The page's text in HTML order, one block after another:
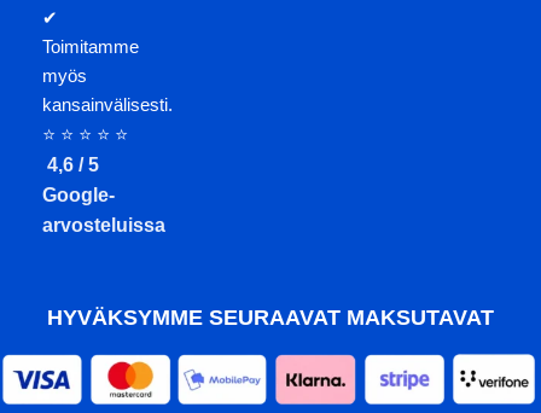
✔
Toimitamme
myös
kansainvälisesti.
⭐ ⭐ ⭐ ⭐ ⭐
4,6 / 5
Google-
arvosteluissa
HYVÄKSYMME SEURAAVAT MAKSUTAVAT